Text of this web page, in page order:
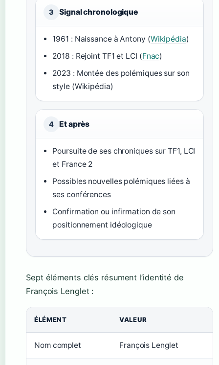
3 Signal chronologique
1961 : Naissance à Antony (Wikipédia)
2018 : Rejoint TF1 et LCI (Fnac)
2023 : Montée des polémiques sur son
style (Wikipédia)
4 Et après
Poursuite de ses chroniques sur TF1, LCI
et France 2
Possibles nouvelles polémiques liées à
ses conférences
Confirmation ou infirmation de son
positionnement idéologique
Sept éléments clés résument l’identité de
François Lenglet :
ÉLÉMENT VALEUR
Nom complet François Lenglet